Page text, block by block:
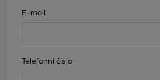
E-mail
Telefonní číslo